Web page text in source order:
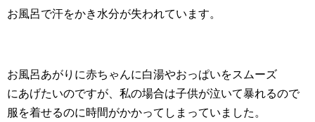
お風呂で汗をかき水分が失われています。
お風呂あがりに赤ちゃんに白湯やおっぱいをスムーズ
にあげたいのですが、私の場合は子供が泣いて暴れるので
服を着せるのに時間がかかってしまっていました。